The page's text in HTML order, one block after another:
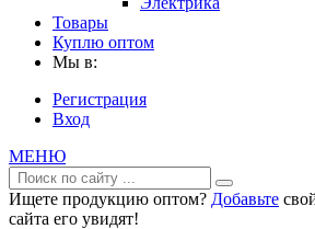
Товары
Куплю оптом
Мы в:
Регистрация
Вход
МЕНЮ
Ищете продукцию оптом? Добавьте
сайта его увидят!